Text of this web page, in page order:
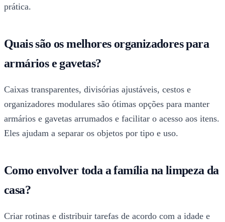
prática.
Quais são os melhores organizadores para
armários e gavetas?
Caixas transparentes, divisórias ajustáveis, cestos e
organizadores modulares são ótimas opções para manter
armários e gavetas arrumados e facilitar o acesso aos itens.
Eles ajudam a separar os objetos por tipo e uso.
Como envolver toda a família na limpeza da
casa?
Criar rotinas e distribuir tarefas de acordo com a idade e